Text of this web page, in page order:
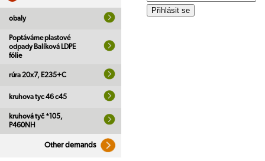
obaly
Poptáváme plastové
odpady Balíková LDPE
fólie
rúra 20x7, E235+C
kruhova tyc 46 c45
kruhová tyč *105,
P460NH
Other demands